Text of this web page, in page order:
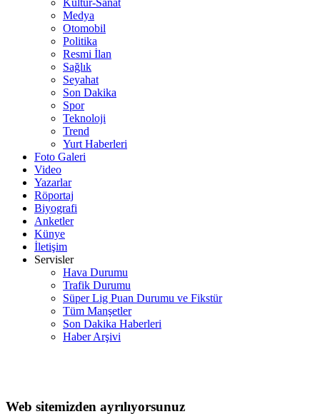
Medya
Otomobil
Politika
Resmi İlan
Sağlık
Seyahat
Son Dakika
Spor
Teknoloji
Trend
Yurt Haberleri
Foto Galeri
Video
Yazarlar
Röportaj
Biyografi
Anketler
Künye
İletişim
Servisler
Hava Durumu
Trafik Durumu
Süper Lig Puan Durumu ve Fikstür
Tüm Manşetler
Son Dakika Haberleri
Haber Arşivi
Web sitemizden ayrılıyorsunuz